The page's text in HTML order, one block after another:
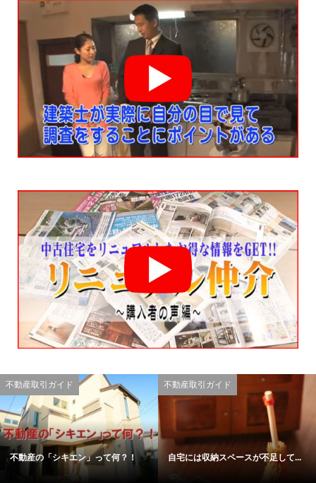
不動産取引ガイド
不動産の「シキエン」って何？！
不動産取引ガイド
自宅には収納スペースが不足して...